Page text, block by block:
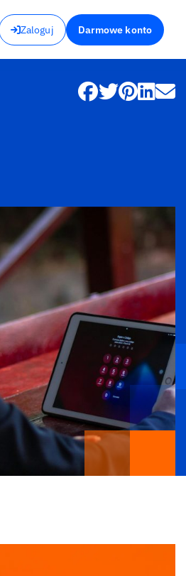
Zaloguj Darmowe konto